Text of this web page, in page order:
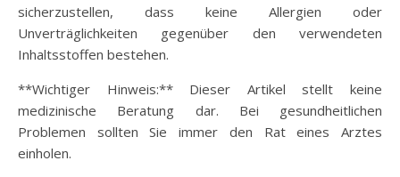
sicherzustellen, dass keine Allergien oder
Unverträglichkeiten gegenüber den verwendeten
Inhaltsstoffen bestehen.
**Wichtiger Hinweis:** Dieser Artikel stellt keine
medizinische Beratung dar. Bei gesundheitlichen
Problemen sollten Sie immer den Rat eines Arztes
einholen.